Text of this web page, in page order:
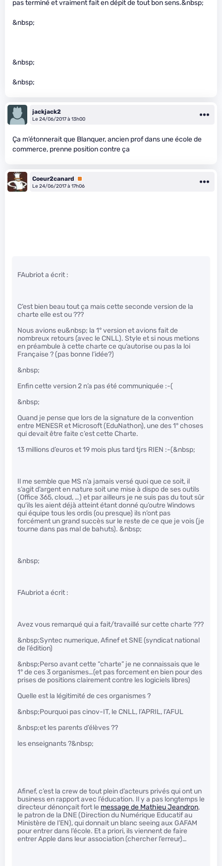
pas terminé et vraiment fait en dépit de tout bon sens.&nbsp;
&nbsp;
&nbsp;
&nbsp;
jackjack2
Le 24/06/2017 à 13h00
Ça m’étonnerait que Blanquer, ancien prof dans une école de
commerce, prenne position contre ça
Coeur2canard
Premium
Le 24/06/2017 à 17h06
FAubriot a écrit :
C’est bien beau tout ça mais cette seconde version de la
charte elle est ou ???
Nous avions eu&nbsp; la 1° version et avions fait de
nombreux retours (avec le CNLL). Style et si nous metions
en préambule à cette charte ce qu’autorise ou pas la loi
Française ? (pas bonne l’idée?)
&nbsp;
Enfin cette version 2 n’a pas été communiquée :-(
&nbsp;
Quand je pense que lors de la signature de la convention
entre MENESR et Microsoft (EduNathon), une des 1° choses
qui devait être faite c’est cette Charte.
13 millions d’euros et 19 mois plus tard tjrs RIEN :-(&nbsp;
Il me semble que MS n’a jamais versé quoi que ce soit, il
s’agit d’argent en nature soit une mise à dispo de ses outils
(Office 365, cloud, …) et par ailleurs je ne suis pas du tout sûr
qu’ils les aient déjà atteint étant donné qu’outre Windows
qui équipe tous les ordis (ou presque) ils n’ont pas
forcément un grand succès sur le reste de ce que je vois (je
tourne dans pas mal de bahuts). &nbsp;
&nbsp;
FAubriot a écrit :
Avez vous remarqué qui a fait/travaillé sur cette charte ???
&nbsp;Syntec numerique, Afinef et SNE (syndicat national
de l’édition)
&nbsp;Perso avant cette “charte” je ne connaissais que le
1° de ces 3 organismes…(et pas forcement en bien pour des
prises de positions clairement contre les logiciels libres)
Quelle est la légitimité de ces organismes ?
&nbsp;Pourquoi pas cinov-IT, le CNLL, l’APRIL, l’AFUL
&nbsp;et les parents d’élèves ??
les enseignants ?&nbsp;
Afinef, c’est la crew de tout plein d’acteurs privés qui ont un
business en rapport avec l’éducation. Il y a pas longtemps le
directeur dénonçait fort le message de Mathieu Jeandron,
le patron de la DNE (Direction du Numérique Educatif au
Ministère de l’EN), qui donnait un blanc seeing aux GAFAM
pour entrer dans l’école. Et a priori, ils viennent de faire
entrer Apple dans leur association (chercher l’erreur)…